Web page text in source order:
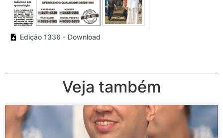
Edição 1336 - Download
Veja também